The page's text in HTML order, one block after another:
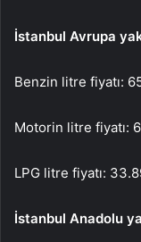
İstanbul Avrupa
Benzin litre fiyatı:
Motorin litre fiyatı:
LPG litre fiyatı:
İstanbul Anadolu